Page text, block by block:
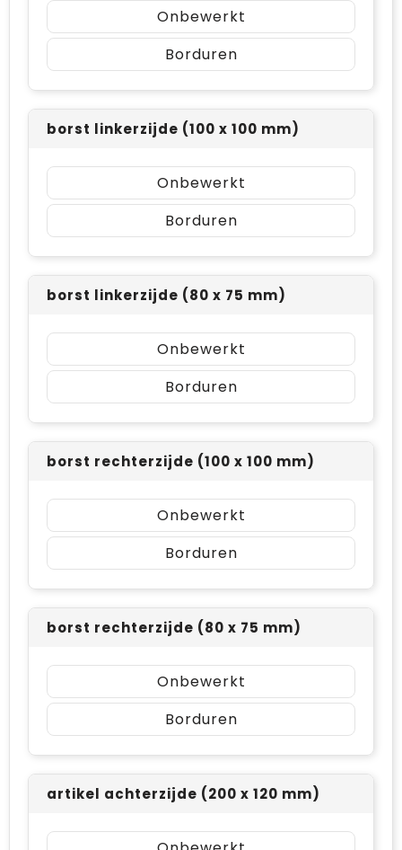
Onbewerkt
Borduren
borst linkerzijde (100 x 100 mm)
Onbewerkt
Borduren
borst linkerzijde (80 x 75 mm)
Onbewerkt
Borduren
borst rechterzijde (100 x 100 mm)
Onbewerkt
Borduren
borst rechterzijde (80 x 75 mm)
Onbewerkt
Borduren
artikel achterzijde (200 x 120 mm)